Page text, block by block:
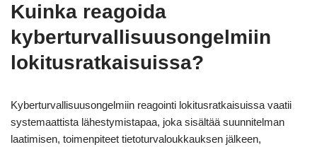
Kuinka reagoida
kyberturvallisuusongelmiin
lokitusratkaisuissa?
Kyberturvallisuusongelmiin reagointi lokitusratkaisuissa vaatii
systemaattista lähestymistapaa, joka sisältää suunnitelman
laatimisen, toimenpiteet tietoturvaloukkauksen jälkeen,